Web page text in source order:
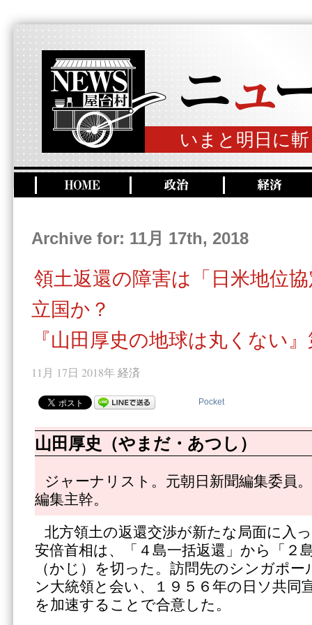
いまと明日に
Archive for: 11月 17th, 2018
領土返還の障害は「日米地位
立国か？
『山田厚史の地球は丸くない
11月 17日 2018年 経済
Pocket
山田厚史（やまだ・あつし）
ジャーナリスト。元朝日新聞編集委員
編集主幹。
北方領土の返還交渉が新たな局面に入
安倍首相は、「４島一括返還」から「２
（かじ）を切った。訪問先のシンガポ
ン大統領と会い、１９５６年の日ソ共同
を加速することで合意した。